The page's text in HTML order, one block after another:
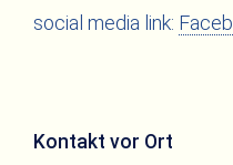
social media link:
Kontakt vor Ort